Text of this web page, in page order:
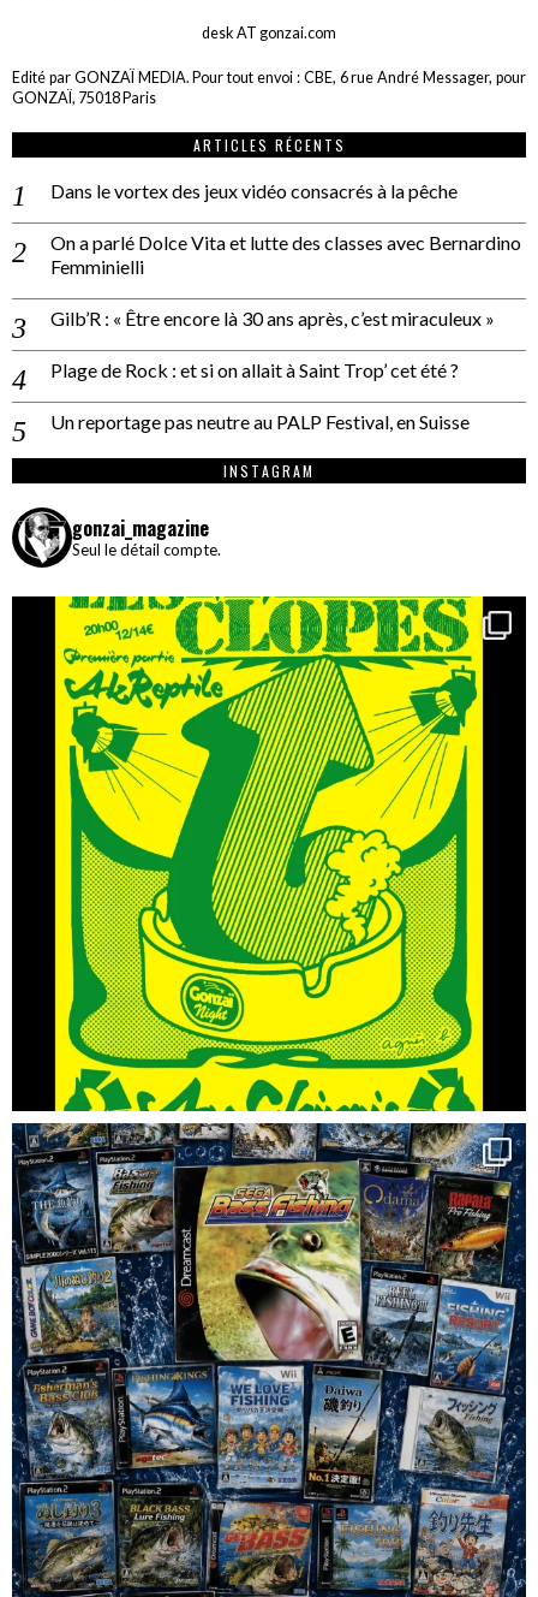
desk AT gonzai.com
Edité par GONZAÏ MEDIA. Pour tout envoi : CBE, 6 rue André Messager, pour
GONZAÏ, 75018 Paris
ARTICLES RÉCENTS
Dans le vortex des jeux vidéo consacrés à la pêche
On a parlé Dolce Vita et lutte des classes avec Bernardino
Femminielli
Gilb’R : « Être encore là 30 ans après, c’est miraculeux »
Plage de Rock : et si on allait à Saint Trop’ cet été ?
Un reportage pas neutre au PALP Festival, en Suisse
INSTAGRAM
gonzai_magazine
Seul le détail compte.